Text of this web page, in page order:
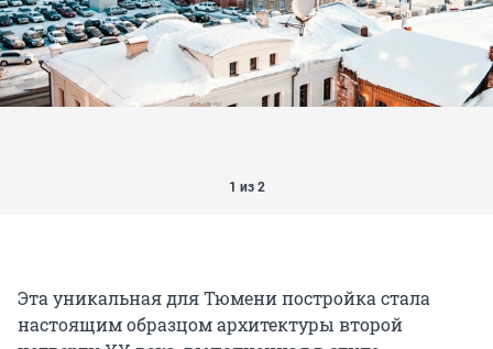
1 из 2
Эта уникальная для Тюмени постройка стала
настоящим образцом архитектуры второй